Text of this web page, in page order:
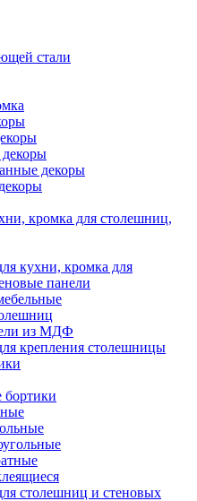
стали
декоры
кромка для столешниц,
кухни, кромка для
панели
из МДФ
крепления столешницы
столешниц и стеновых